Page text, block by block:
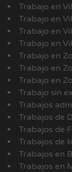
Trabajo en
Trabajo en
Trabajo en
Trabajo en
Trabajo en
Trabajo en
Trabajo en
Trabajo sin
Trabajos
Trabajos de
Trabajos de
Trabajos de
Trabajos en
Trabajos en